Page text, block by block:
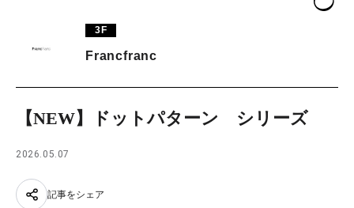
TAX FREE
日本語
3F
Francfranc
【NEW】ドットパターン シリーズ
2026.05.07
記事をシェア